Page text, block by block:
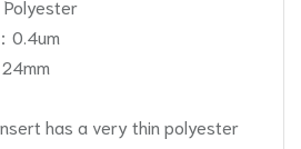
Polyester
0.4um
has a very thin polyester